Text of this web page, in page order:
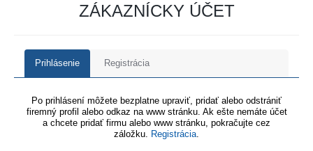
ZÁKAZNÍCKY ÚČET
Prihlásenie Registrácia
Po prihlásení môžete bezplatne upraviť, pridať alebo odstrániť
firemný profil alebo odkaz na www stránku. Ak ešte nemáte účet
a chcete pridať firmu alebo www stránku, pokračujte cez
záložku. Registrácia.